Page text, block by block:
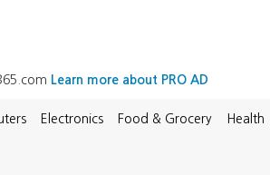
Learn more about PRO AD
Electronics Food & Grocery Health